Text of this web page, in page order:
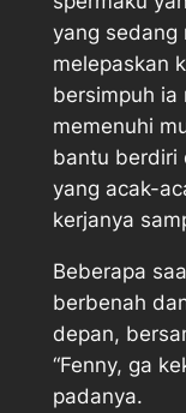
yang sedang
melepaskan
bersimpuh ia
memenuhi
bantu berdiri
yang acak-
kerjanya
Beberapa
berbenah
depan,
“Fenny, ga
padanya.